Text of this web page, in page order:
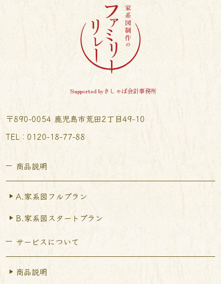
Supported byきしゃば会計事務所
〒890-0054 鹿児島市荒田2丁目49-10
TEL︰0120-18-77-88
商品説明
A.家系図フルプラン
B.家系図スタートプラン
サービスについて
商品説明